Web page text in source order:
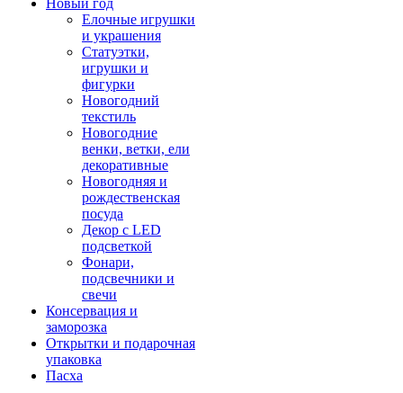
Новый год
Елочные игрушки
и украшения
Статуэтки,
игрушки и
фигурки
Новогодний
текстиль
Новогодние
венки, ветки, ели
декоративные
Новогодняя и
рождественская
посуда
Декор с LED
подсветкой
Фонари,
подсвечники и
свечи
Консервация и
заморозка
Открытки и подарочная
упаковка
Пасха